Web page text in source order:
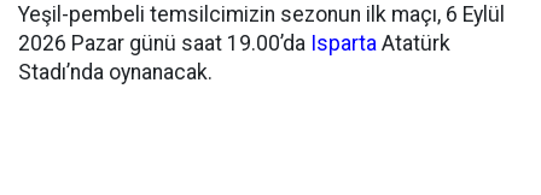
Yeşil-pembeli temsilcimizin sezonun ilk maçı, 6 Eylül
2026 Pazar günü saat 19.00’da Isparta Atatürk
Stadı’nda oynanacak.